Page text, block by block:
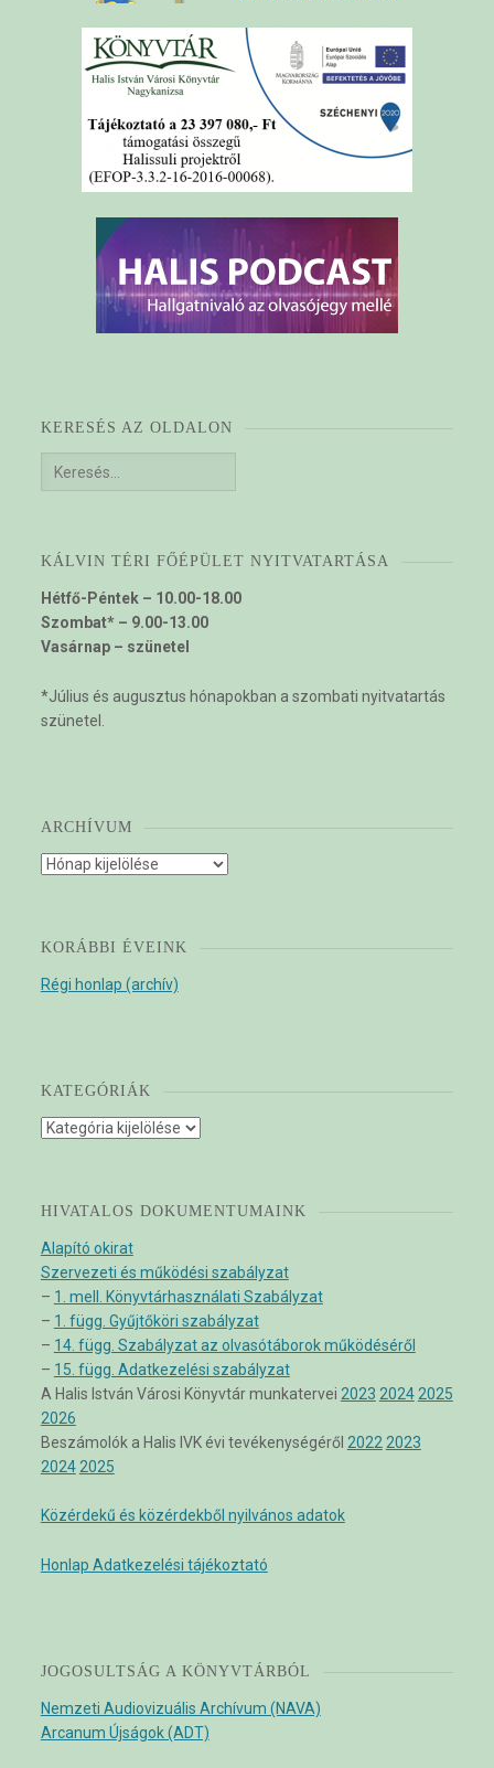
KERESÉS AZ OLDALON
Keresés:
KÁLVIN TÉRI FŐÉPÜLET NYITVATARTÁSA
Hétfő-Péntek – 10.00-18.00
Szombat* – 9.00-13.00
Vasárnap – szünetel
*Július és augusztus hónapokban a szombati nyitvatartás
szünetel.
ARCHÍVUM
Archívum
KORÁBBI ÉVEINK
Régi honlap (archív)
KATEGÓRIÁK
Kategóriák
HIVATALOS DOKUMENTUMAINK
Alapító okirat
Szervezeti és működési szabályzat
– 1. mell. Könyvtárhasználati Szabályzat
– 1. függ. Gyűjtőköri szabályzat
– 14. függ. Szabályzat az olvasótáborok működéséről
– 15. függ. Adatkezelési szabályzat
A Halis István Városi Könyvtár munkatervei 2023 2024 2025
2026
Beszámolók a Halis IVK évi tevékenységéről 2022 2023
2024 2025
Közérdekű és közérdekből nyilvános adatok
Honlap Adatkezelési tájékoztató
JOGOSULTSÁG A KÖNYVTÁRBÓL
Nemzeti Audiovizuális Archívum (NAVA)
Arcanum Újságok (ADT)